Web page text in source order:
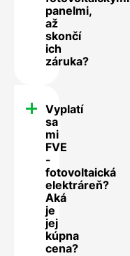
panelmi,
až
skončí
ich
záruka?
Vyplatí
sa
mi
FVE
-
fotovoltaická
elektráreň?
Aká
je
jej
kúpna
cena?